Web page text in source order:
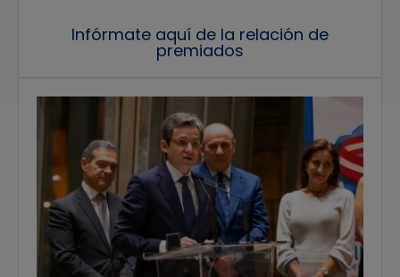
Infórmate aquí de la relación de
premiados